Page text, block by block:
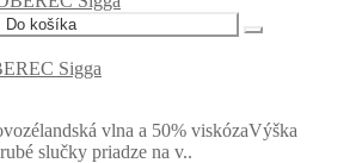
Do košíka
Sigga
vlna a 50% viskózaVýška
slučky priadze na v..